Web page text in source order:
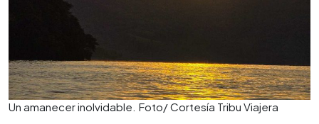
Un amanecer inolvidable. Foto/ Cortesía Tribu Viajera